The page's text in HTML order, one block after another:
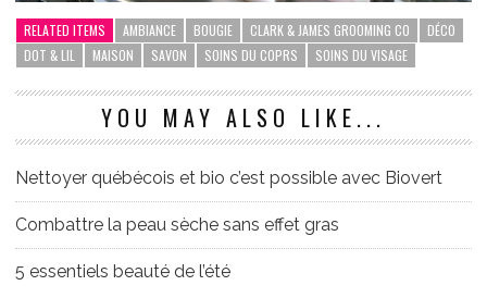
RELATED ITEMS AMBIANCE BOUGIE CLARK & JAMES GROOMING CO
DÉCO
DOT & LIL
MAISON SAVON SOINS DU COPRS SOINS DU VISAGE
YOU MAY ALSO LIKE...
Nettoyer québécois et bio c’est possible avec Biovert
Combattre la peau sèche sans effet gras
5 essentiels beauté de l’été